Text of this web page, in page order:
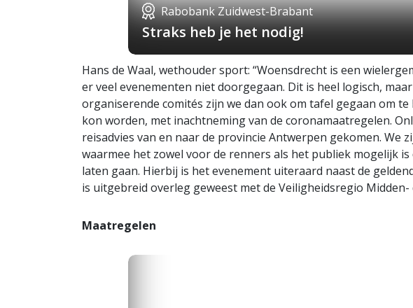
Rabobank Zuidwest-Brabant
Straks heb je het nodig!
Hans de Waal, wethouder sport: “Woensdrecht is een
er veel evenementen niet doorgegaan. Dit is heel logisch,
organiserende comités zijn we dan ook om tafel gegaan om
kon worden, met inachtneming van de coronamaatregelen.
reisadvies van en naar de provincie Antwerpen gekomen. We
waarmee het zowel voor de renners als het publiek mogelijk
laten gaan. Hierbij is het evenement uiteraard naast de
is uitgebreid overleg geweest met de Veiligheidsregio Midden-
Maatregelen